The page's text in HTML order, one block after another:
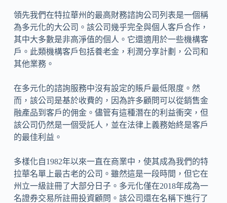
領先我​​們在特拉華州的最高財務諮詢公司列表是一個稱
為多元化的大公司。該公司幾乎完全與個人客戶合作，
其中大多數是非高淨值的個人。它還適用於一些機構客
戶。此類機構客戶包括養老金，利潤分享計劃，公司和
其他業務。
在多元化的諮詢服務中沒有設定的賬戶最低限度。然
而，該公司是基於收費的，因為許多顧問可以從銷售金
融產品到客戶的佣金。儘管有這種潛在的利益衝突，但
該公司仍然是一個受託人，並在法律上義務始終是客戶
的最佳利益。
多樣化自1982年以來一直在商業中，使其成為我們的特
拉華名單上最古老的公司。雖然這是一段時間，但它在
州立一級註冊了大部分日子。多元化僅在2018年成為一
名證券交易所註冊投資顧問。該公司還在名稱下進行了